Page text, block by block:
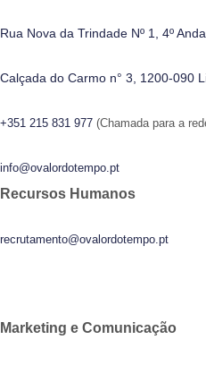
Rua Nova da Trindade Nº 1, 4º
Calçada do Carmo n° 3, 1200-090
+351 215 831 977 (Chamada para a
info@ovalordotempo.pt
Recursos Humanos
recrutamento@ovalordotempo.pt
Marketing e Comunicação